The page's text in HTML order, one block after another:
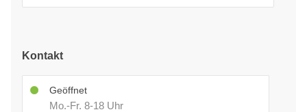
Kontakt
Geöffnet
Mo.-Fr. 8-18 Uhr